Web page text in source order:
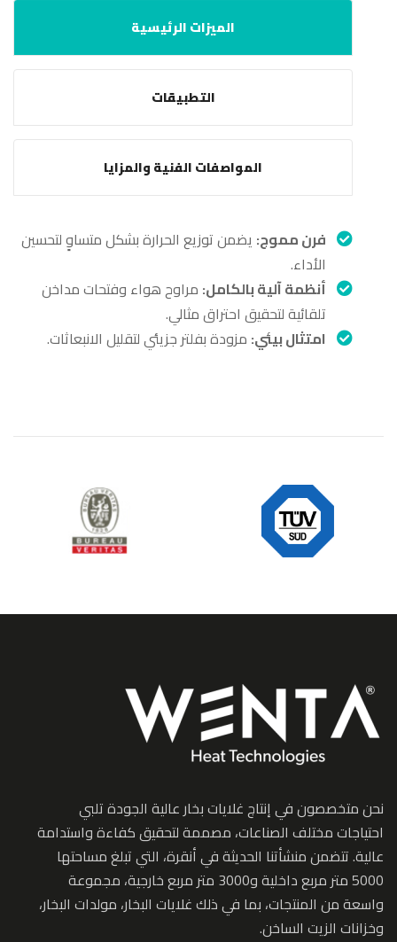
الميزات الرئيسية
التطبيقات
المواصفات الفنية والمزايا
فرن مموج: يضمن توزيع الحرارة بشكل متساوٍ لتحسين
الأداء.
أنظمة آلية بالكامل: مراوح هواء وفتحات مداخن
تلقائية لتحقيق احتراق مثالي.
امتثال بيئي: مزودة بفلتر جزيئي لتقليل الانبعاثات.
نحن متخصصون في إنتاج غلايات بخار عالية الجودة تلبي
احتياجات مختلف الصناعات، مصممة لتحقيق كفاءة واستدامة
عالية. تتضمن منشأتنا الحديثة في أنقرة، التي تبلغ مساحتها
5000 متر مربع داخلية و3000 متر مربع خارجية، مجموعة
واسعة من المنتجات، بما في ذلك غلايات البخار، مولدات البخار،
وخزانات الزيت الساخن.